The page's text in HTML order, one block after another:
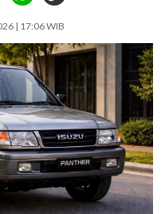
| 17:06 WIB